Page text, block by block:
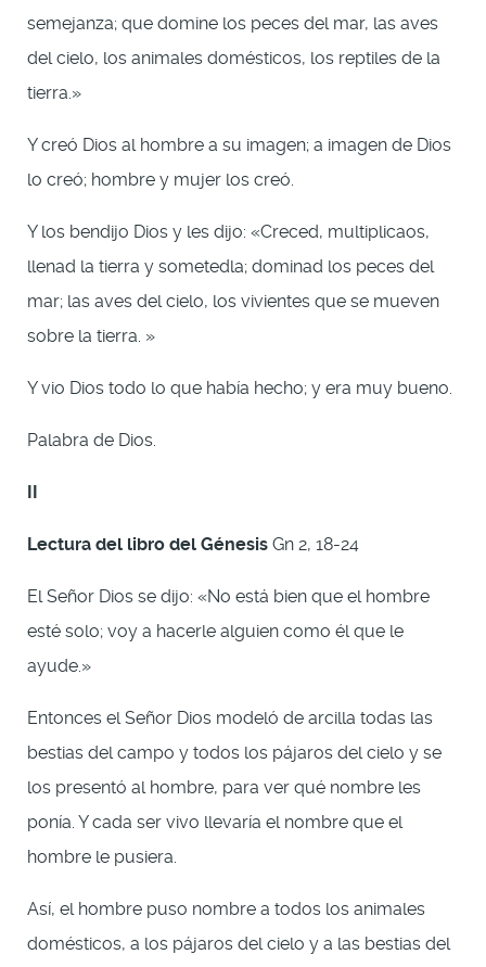
semejanza; que domine los peces del mar, las aves
del cielo, los animales domésticos, los reptiles de la
tierra.»
Y creó Dios al hombre a su imagen; a imagen de Dios
lo creó; hombre y mujer los creó.
Y los bendijo Dios y les dijo: «Creced, multiplicaos,
llenad la tierra y sometedla; dominad los peces del
mar; las aves del cielo, los vivientes que se mueven
sobre la tierra. »
Y vio Dios todo lo que había hecho; y era muy bueno.
Palabra de Dios.
II
Lectura del libro del Génesis Gn 2, 18-24
El Señor Dios se dijo: «No está bien que el hombre
esté solo; voy a hacerle alguien como él que le
ayude.»
Entonces el Señor Dios modeló de arcilla todas las
bestias del campo y todos los pájaros del cielo y se
los presentó al hombre, para ver qué nombre les
ponía. Y cada ser vivo llevaría el nombre que el
hombre le pusiera.
Así, el hombre puso nombre a todos los animales
domésticos, a los pájaros del cielo y a las bestias del